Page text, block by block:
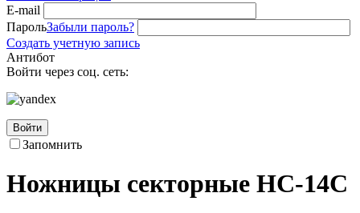
E-mail
ПарольЗабыли пароль?
Создать учетную запись
Антибот
Войти через соц. сеть:
Войти
Запомнить
Ножницы секторные НС-14С